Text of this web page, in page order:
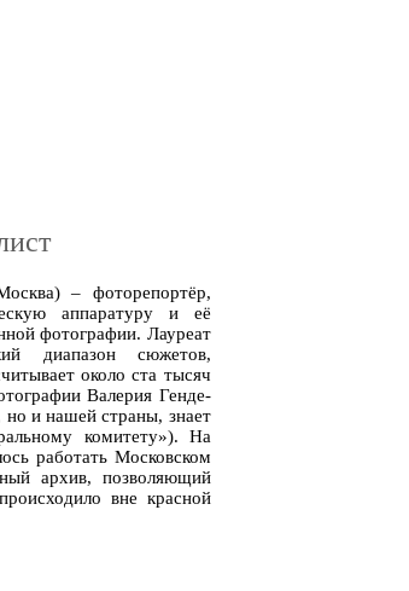
– фоторепортёр,
аппаратуру и её
фотографии. Лауреат
диапазон сюжетов,
около ста тысяч
Валерия Генде-
но и нашей страны, знает
комитету»). На
работать Московском
архив, позволяющий
вне красной